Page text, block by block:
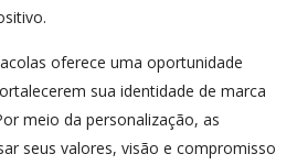
oferece uma oportunidade
sua identidade de marca
meio da personalização, as
seus valores, visão e compromisso